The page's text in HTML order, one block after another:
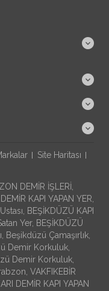
Site Haritası
DEMİR İŞLERİ,
KAPI YAPAN YER,
BEŞİKDÜZÜ KAPI
Yer, BEŞİKDÜZÜ
Çamaşırlık,
Demir Korkuluk,
Demir Korkuluk,
VAKFIKEBİR
DEMİR KAPI YAPAN